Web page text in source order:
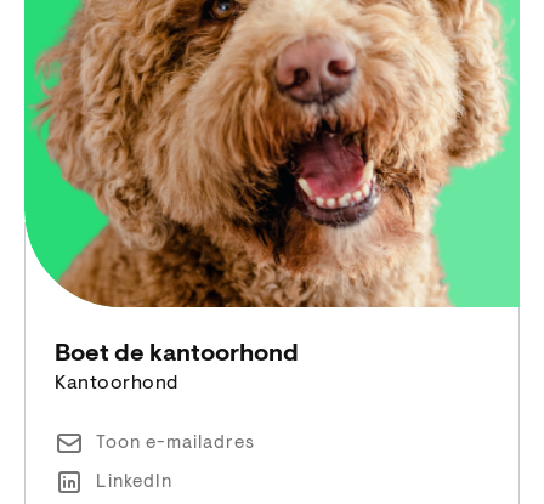
Boet de kantoorhond
Kantoorhond
Toon e-mailadres
LinkedIn